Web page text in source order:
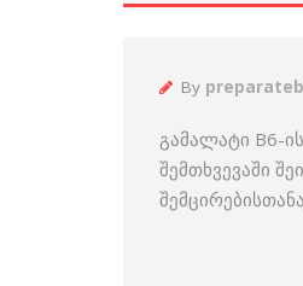
By
გამალატი B6-
შემთხვევაში